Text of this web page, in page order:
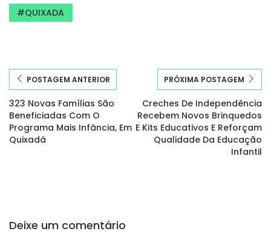
QUIXADA
POSTAGEM ANTERIOR
323 Novas Famílias São
Beneficiadas Com O
Programa Mais Infância, Em
Quixadá
PRÓXIMA POSTAGEM
Creches De Independência
Recebem Novos Brinquedos
E Kits Educativos E Reforçam
Qualidade Da Educação
Infantil
Deixe um comentário